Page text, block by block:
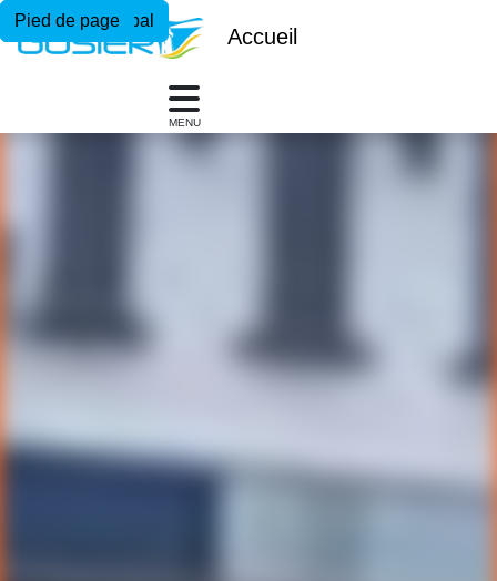
Menu principal
Contenu principal
Pied de page
Accueil
MENU